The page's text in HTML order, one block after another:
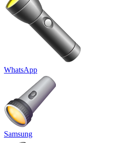
WhatsApp
Samsung